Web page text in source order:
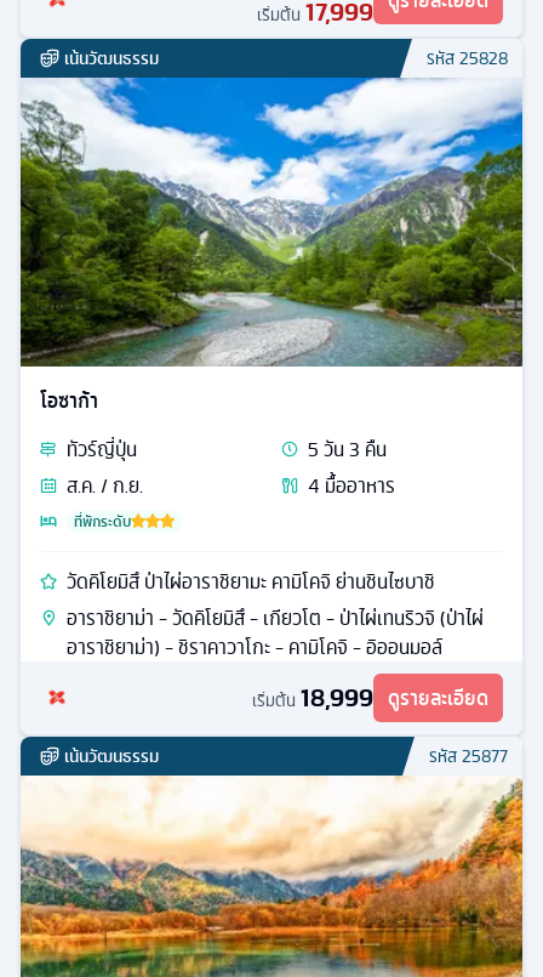
เริ่มต้น 17,999
เน้นวัฒนธรรม รหัส25828
โอซาก้า
ทัวร์ญี่ปุ่น 5วัน3 คืน
ส.ค. / ก.ย.
4 มื้ออาหาร
ที่พักระดับ
วัดคิโยมิสึ ป่าไผ่อาราชิยามะ คามิโคจิ ย่านชินไซบาชิ
อาราชิยาม่า - วัดคิโยมิสึ - เกียวโต - ป่าไผ่เทนริวจิ (ป่าไผ่
อาราชิยาม่า) - ชิราคาวาโกะ - คามิโคจิ - อิออนมอล์
เริ่มต้น 18,999 ดูรายละเอียด
เน้นวัฒนธรรม รหัส25877